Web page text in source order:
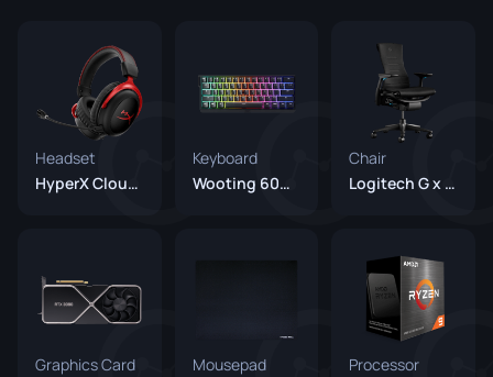
Headset
HyperX Cloud II
Keyboard
Wooting 60HE+
Chair
Logitech G x Herman Miller Embody
Graphics Card
Mousepad
Processor